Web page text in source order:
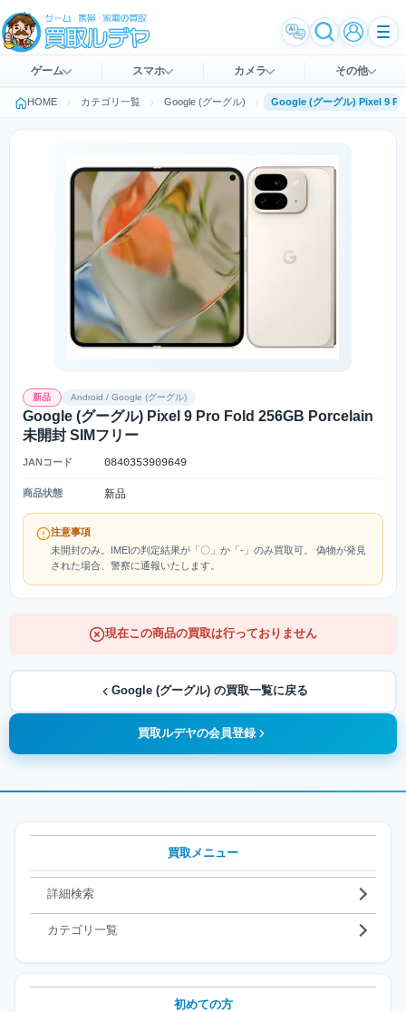
ゲーム スマホ カメラ その他
HOME カテゴリ一覧 Google (グーグル)
新品 Android / Google (グーグル)
Google (グーグル) Pixel 9 Pro Fold 256GB Porcelain
未開封 SIMフリー
JANコード 0840353909649
商品状態 新品
注意事項
未開封のみ。IMEIの判定結果が「〇」か「-」のみ買取可。 偽物が発見
された場合、警察に通報いたします。
現在この商品の買取は行っておりません
Google (グーグル) の買取一覧に戻る
買取ルデヤの会員登録
買取メニュー
詳細検索
カテゴリ一覧
初めての方